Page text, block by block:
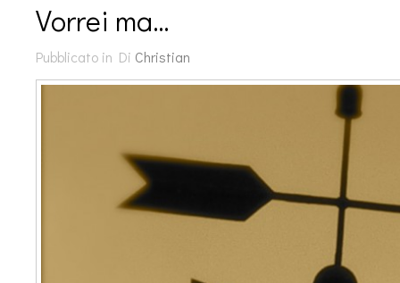
Vorrei ma…
Pubblicato in Di Christian